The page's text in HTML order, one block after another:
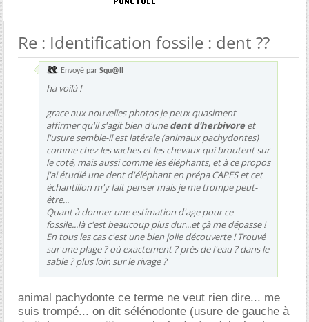
Re : Identification fossile : dent ??
Envoyé par Squ@ll
ha voilà !
grace aux nouvelles photos je peux quasiment
affirmer qu'il s'agit bien d'unedent d'herbivoreet
l'usure semble-il est latérale (animaux pachydontes)
comme chez les vaches et les chevaux qui broutent sur
le coté, mais aussi comme les éléphants, et à ce propos
j'ai étudié une dent d'éléphant en prépa CAPES et cet
échantillon m'y fait penser mais je me trompe peut-
être...
Quant à donner une estimation d'age pour ce
fossile...là c'est beaucoup plus dur...et çà me dépasse !
En tous les cas c'est une bien jolie découverte ! Trouvé
sur une plage ? où exactement ? près de l'eau ? dans le
sable ? plus loin sur le rivage ?
animal pachydonte ce terme ne veut rien dire... me
suis trompé... on dit sélénodonte (usure de gauche à